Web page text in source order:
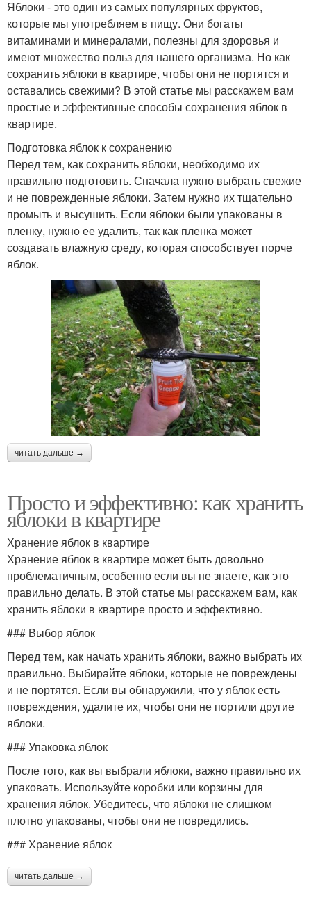
Яблоки - это один из самых популярных фруктов,
которые мы употребляем в пищу. Они богаты
витаминами и минералами, полезны для здоровья и
имеют множество польз для нашего организма. Но как
сохранить яблоки в квартире, чтобы они не портятся и
оставались свежими? В этой статье мы расскажем вам
простые и эффективные способы сохранения яблок в
квартире.
Подготовка яблок к сохранению
Перед тем, как сохранить яблоки, необходимо их
правильно подготовить. Сначала нужно выбрать свежие
и не поврежденные яблоки. Затем нужно их тщательно
промыть и высушить. Если яблоки были упакованы в
пленку, нужно ее удалить, так как пленка может
создавать влажную среду, которая способствует порче
яблок.
читать дальше →
Просто и эффективно: как хранить
яблоки в квартире
Хранение яблок в квартире
Хранение яблок в квартире может быть довольно
проблематичным, особенно если вы не знаете, как это
правильно делать. В этой статье мы расскажем вам, как
хранить яблоки в квартире просто и эффективно.
### Выбор яблок
Перед тем, как начать хранить яблоки, важно выбрать их
правильно. Выбирайте яблоки, которые не повреждены
и не портятся. Если вы обнаружили, что у яблок есть
повреждения, удалите их, чтобы они не портили другие
яблоки.
### Упаковка яблок
После того, как вы выбрали яблоки, важно правильно их
упаковать. Используйте коробки или корзины для
хранения яблок. Убедитесь, что яблоки не слишком
плотно упакованы, чтобы они не повредились.
### Хранение яблок
читать дальше →